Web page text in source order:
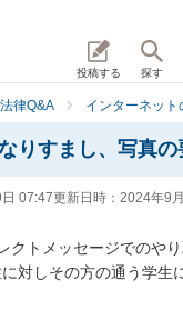
投稿する 探す
法律Q&A インターネット
りすまし、写真の
07:47更新日時： 2024年9
クトメッセージでのや
対しその方の通う学生